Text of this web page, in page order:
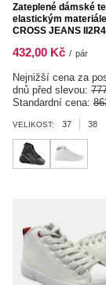
Zateplené dámské
elastickým
CROSS JEANS
432,00 Kč / pár
Nejnižší cena za
dnů před slevou:
Standardní cena:
VELIKOST: 37 38